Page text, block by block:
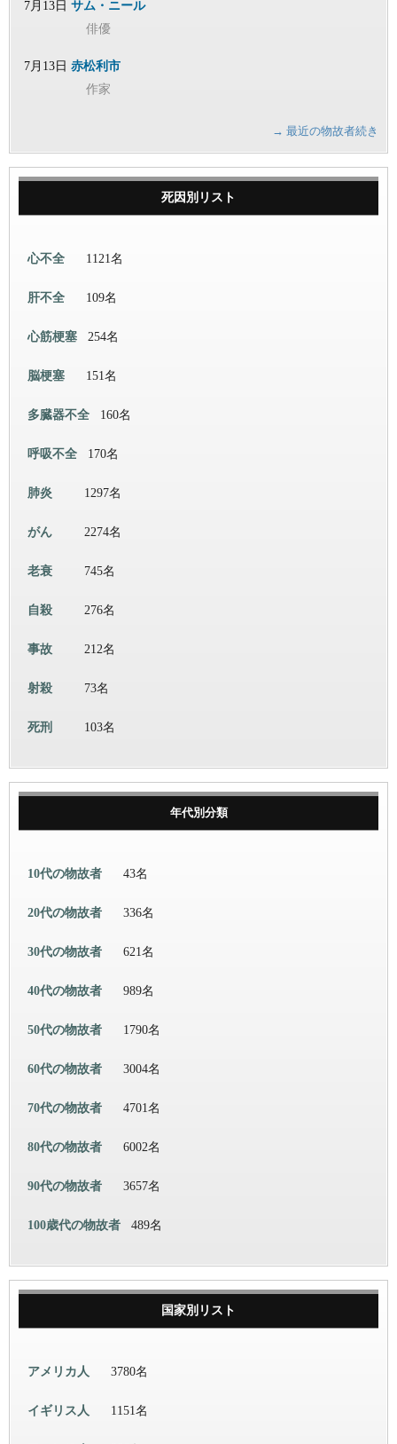
7月13日 サム・ニール
俳優
7月13日 赤松利市
作家
→ 最近の物故者続き
死因別リスト
心不全 1121名
肝不全 109名
心筋梗塞 254名
脳梗塞 151名
多臓器不全 160名
呼吸不全 170名
肺炎 1297名
がん 2274名
老衰 745名
自殺 276名
事故 212名
射殺 73名
死刑 103名
年代別分類
10代の物故者 43名
20代の物故者 336名
30代の物故者 621名
40代の物故者 989名
50代の物故者 1790名
60代の物故者 3004名
70代の物故者 4701名
80代の物故者 6002名
90代の物故者 3657名
100歳代の物故者 489名
国家別リスト
アメリカ人 3780名
イギリス人 1151名